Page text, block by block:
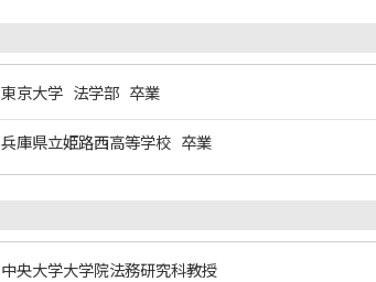
東京大学 法学部 卒業
兵庫県立姫路西高等学校 卒業
中央大学大学院法務研究科教授